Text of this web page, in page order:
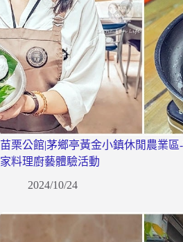
苗栗公館|茅鄉亭黃金小鎮休閒農業區
家料理廚藝體驗活動
2024/10/24